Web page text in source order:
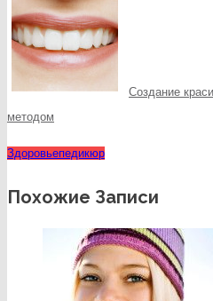
Создание
методом
Здоровьепедикюр
Похожие Записи